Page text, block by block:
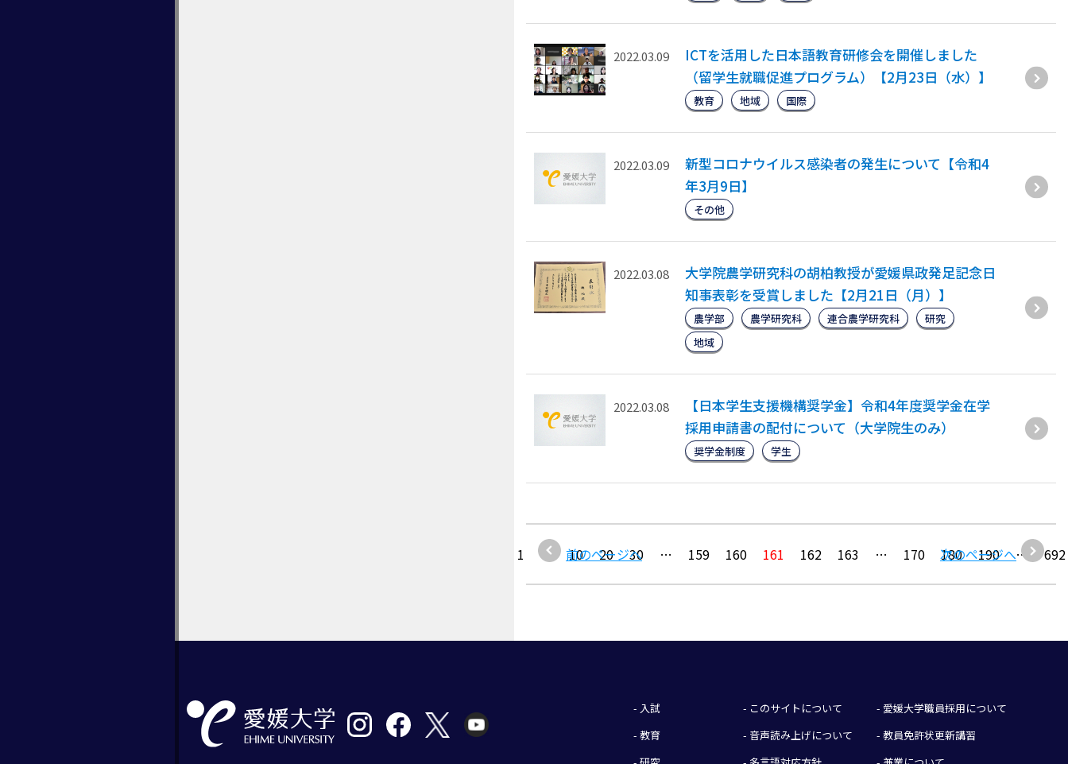
2022.03.09
ICTを活用した日本語教育研修会を開催しました
（留学生就職促進プログラム）【2月23日（水）】
教育 地域 国際
2022.03.09
新型コロナウイルス感染者の発生について【令和4
年3月9日】
その他
2022.03.08
大学院農学研究科の胡柏教授が愛媛県政発足記念日
知事表彰を受賞しました【2月21日（月）】
農学部 農学研究科 連合農学研究科
研究
地域
2022.03.08
【日本学生支援機構奨学金】令和4年度奨学金在学
採用申請書の配付について（大学院生のみ）
奨学金制度 学生
1 前のページへ
… 10 20 30 … 159 160 161 162 163 … 170 180 190 …
次のページへ 692
- 入試
- 教育
- このサイトについて
- 音声読み上げについて
- 愛媛大学職員採用について
- 教員免許状更新講習